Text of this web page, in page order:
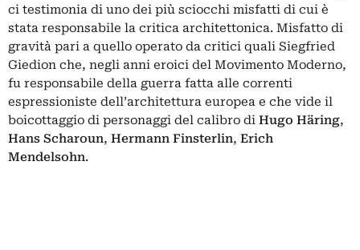
ci testimonia di uno dei più sciocchi misfatti di cui è
stata responsabile la critica architettonica. Misfatto di
gravità pari a quello operato da critici quali Siegfried
Giedion che, negli anni eroici del Movimento Moderno,
fu responsabile della guerra fatta alle correnti
espressioniste dell’architettura europea e che vide il
boicottaggio di personaggi del calibro di Hugo Häring,
Hans Scharoun, Hermann Finsterlin, Erich
Mendelsohn.